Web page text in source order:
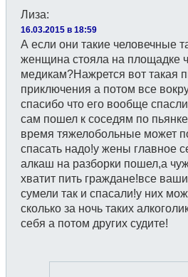
Лиза:
16.03.2015 в 18:59
А если они такие человечные
женщина стояла на площадке
медикам?Нажрется вот такая
приключения а потом все
спасибо что его вообще
сам пошел к соседям по
время тяжелобольные может
спасать надо!у жены главное
алкаш на разборки пошел,а
хватит пить граждане!все
сумели так и спасали!у них
сколько за ночь таких
себя а потом других судите!